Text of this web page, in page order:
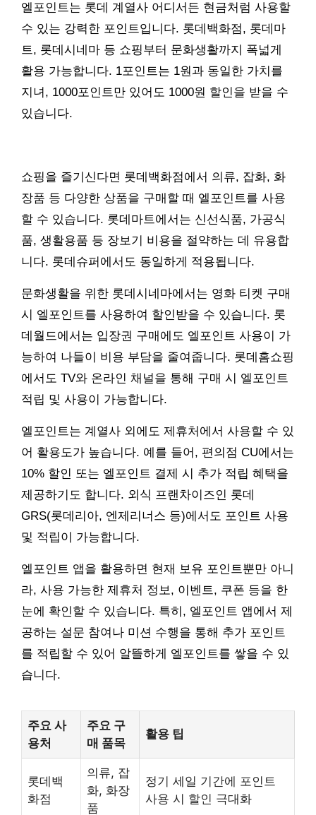
엘포인트는 롯데 계열사 어디서든 현금처럼 사용할
수 있는 강력한 포인트입니다. 롯데백화점, 롯데마
트, 롯데시네마 등 쇼핑부터 문화생활까지 폭넓게
활용 가능합니다. 1포인트는 1원과 동일한 가치를
지녀, 1000포인트만 있어도 1000원 할인을 받을 수
있습니다.
쇼핑을 즐기신다면 롯데백화점에서 의류, 잡화, 화
장품 등 다양한 상품을 구매할 때 엘포인트를 사용
할 수 있습니다. 롯데마트에서는 신선식품, 가공식
품, 생활용품 등 장보기 비용을 절약하는 데 유용합
니다. 롯데슈퍼에서도 동일하게 적용됩니다.
문화생활을 위한 롯데시네마에서는 영화 티켓 구매
시 엘포인트를 사용하여 할인받을 수 있습니다. 롯
데월드에서는 입장권 구매에도 엘포인트 사용이 가
능하여 나들이 비용 부담을 줄여줍니다. 롯데홈쇼핑
에서도 TV와 온라인 채널을 통해 구매 시 엘포인트
적립 및 사용이 가능합니다.
엘포인트는 계열사 외에도 제휴처에서 사용할 수 있
어 활용도가 높습니다. 예를 들어, 편의점 CU에서는
10% 할인 또는 엘포인트 결제 시 추가 적립 혜택을
제공하기도 합니다. 외식 프랜차이즈인 롯데
GRS(롯데리아, 엔제리너스 등)에서도 포인트 사용
및 적립이 가능합니다.
엘포인트 앱을 활용하면 현재 보유 포인트뿐만 아니
라, 사용 가능한 제휴처 정보, 이벤트, 쿠폰 등을 한
눈에 확인할 수 있습니다. 특히, 엘포인트 앱에서 제
공하는 설문 참여나 미션 수행을 통해 추가 포인트
를 적립할 수 있어 알뜰하게 엘포인트를 쌓을 수 있
습니다.
주요 사
용처
주요 구
매 품목
활용 팁
롯데백
화점
의류, 잡
화, 화장
품
정기 세일 기간에 포인트
사용 시 할인 극대화